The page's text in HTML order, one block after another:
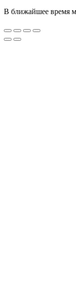
В ближайшее время